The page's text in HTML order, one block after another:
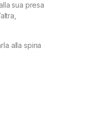
sua presa
alla spina